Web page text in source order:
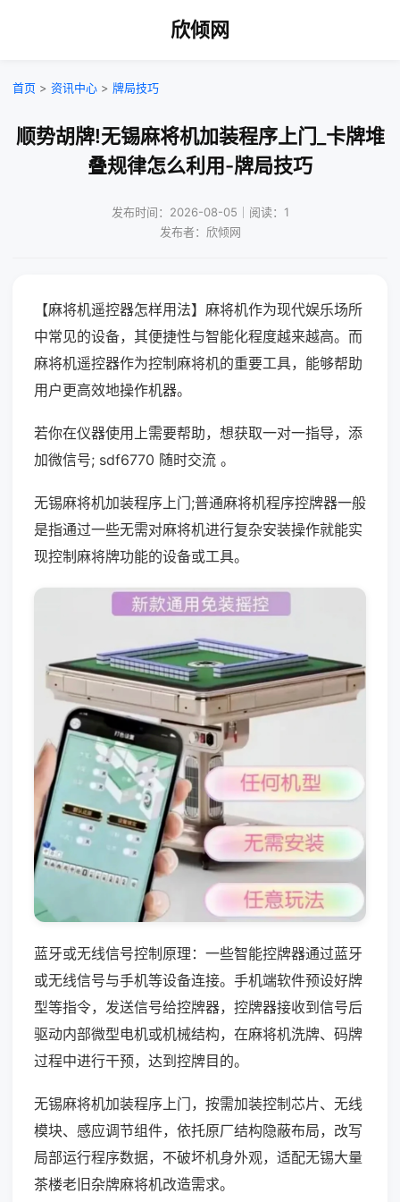
欣倾网
首页 > 资讯中心 > 牌局技巧
顺势胡牌!无锡麻将机加装程序上门_卡牌堆
叠规律怎么利用-牌局技巧
发布时间：2026-08-05｜阅读：1
发布者：欣倾网
【麻将机遥控器怎样用法】麻将机作为现代娱乐场所
中常见的设备，其便捷性与智能化程度越来越高。而
麻将机遥控器作为控制麻将机的重要工具，能够帮助
用户更高效地操作机器。
若你在仪器使用上需要帮助，想获取一对一指导，添
加微信号; sdf6770 随时交流 。
无锡麻将机加装程序上门;普通麻将机程序控牌器一般
是指通过一些无需对麻将机进行复杂安装操作就能实
现控制麻将牌功能的设备或工具。
蓝牙或无线信号控制原理：一些智能控牌器通过蓝牙
或无线信号与手机等设备连接。手机端软件预设好牌
型等指令，发送信号给控牌器，控牌器接收到信号后
驱动内部微型电机或机械结构，在麻将机洗牌、码牌
过程中进行干预，达到控牌目的。
无锡麻将机加装程序上门，按需加装控制芯片、无线
模块、感应调节组件，依托原厂结构隐蔽布局，改写
局部运行程序数据，不破坏机身外观，适配无锡大量
茶楼老旧杂牌麻将机改造需求。